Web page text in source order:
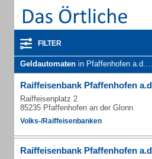
FILTER
Geldautomaten in Pfaffenhofen a.d.Glonn
Raiffeisenbank Pfaffenhofen
Raiffeisenplatz 2
85235 Pfaffenhofen an der Glonn
Volks-/Raiffeisenbanken
Raiffeisenbank Pfaffenhofen